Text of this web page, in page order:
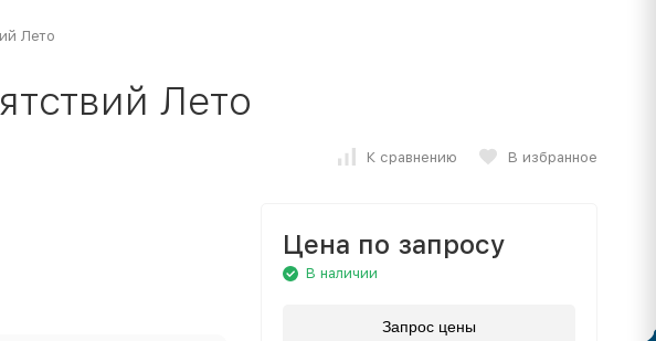
Лето
Лето
К сравнению В избранное
Цена по запросу
В наличии
Запрос цены